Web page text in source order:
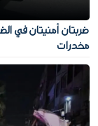
مخدرات